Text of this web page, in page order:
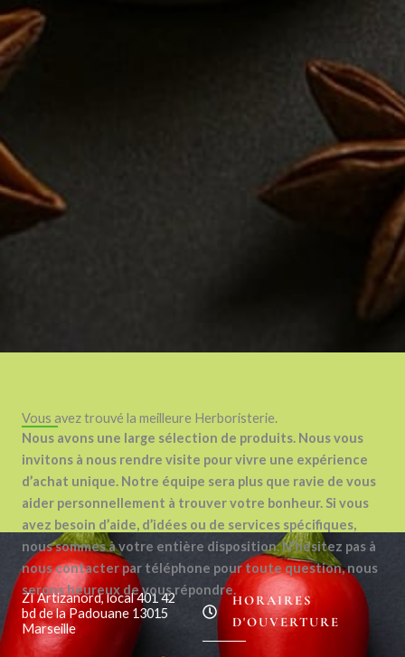
Vous avez trouvé la meilleure Herboristerie.
Nous avons une large sélection de produits. Nous vous
invitons à nous rendre visite pour vivre une expérience
d’achat unique. Notre équipe sera plus que ravie de vous
aider personnellement à trouver votre bonheur. Si vous
avez besoin d’aide, d’idées ou de services spécifiques,
nous sommes à votre entière disposition. N’hésitez pas à
nous contacter par téléphone pour toute question, nous
serons heureux de vous répondre.
ZI Artizanord, local 401 42
bd de la Padouane 13015
Marseille
HORAIRES
D'OUVERTURE